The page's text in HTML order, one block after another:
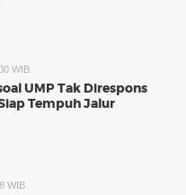
WIB
UMP Tak Direspons
Tempuh Jalur
WIB